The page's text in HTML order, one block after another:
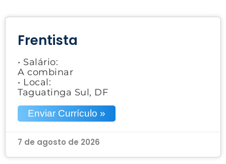
Frentista
• Salário:
A combinar
• Local:
Taguatinga Sul, DF
Enviar Currículo »
7 de agosto de 2026